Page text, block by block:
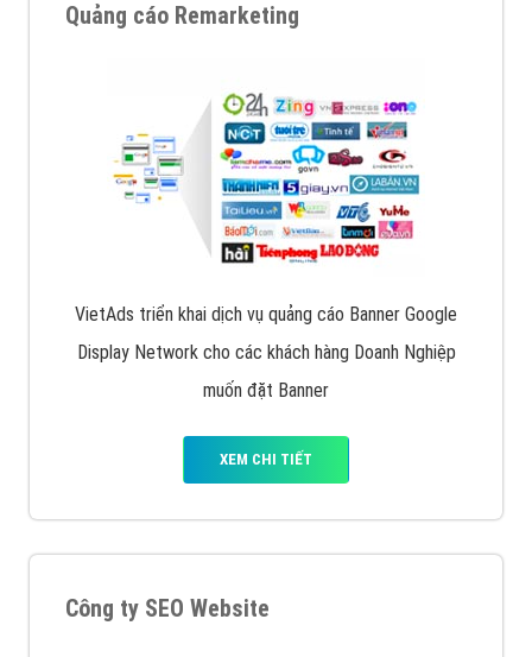
Quảng cáo Remarketing
VietAds triển khai dịch vụ quảng cáo Banner Google
Display Network cho các khách hàng Doanh Nghiệp
muốn đặt Banner
XEM CHI TIẾT
Công ty SEO Website